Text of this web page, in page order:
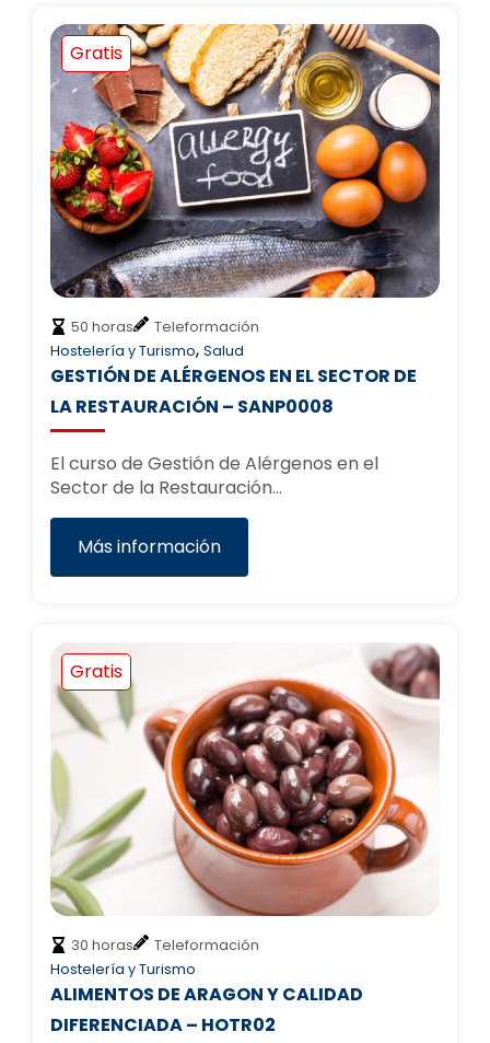
Gratis
50 horas
Teleformación
Hostelería y Turismo, Salud
GESTIÓN DE ALÉRGENOS EN EL SECTOR DE
LA RESTAURACIÓN – SANP0008
El curso de Gestión de Alérgenos en el
Sector de la Restauración…
Más información
Gratis
30 horas
Teleformación
Hostelería y Turismo
ALIMENTOS DE ARAGON Y CALIDAD
DIFERENCIADA – HOTR02